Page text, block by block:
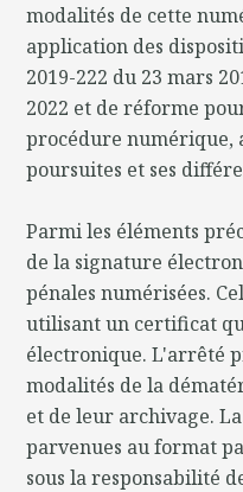
modalités de cette
application des
2019-222 du 23 mars
2022 et de réforme
procédure numérique,
poursuites et ses
Parmi les éléments
de la signature
pénales numérisées.
utilisant un certificat
électronique. L'arrêté
modalités de la
et de leur archivage.
parvenues au format
sous la responsabilité